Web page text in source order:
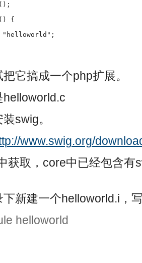
{
它搞成一个php扩展。
helloworld.c
swig。
www.swig.org/
获取，core中已经包含有
新建一个helloworld.i，
helloworld